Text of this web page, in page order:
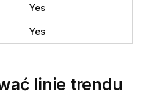
Yes
Yes
linie trendu